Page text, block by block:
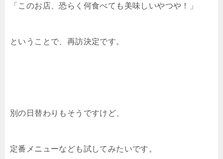
「このお店、恐らく何食べても美味しいやつや！」
ということで、再訪決定です。
別の日替わりもそうですけど、
定番メニューなども試してみたいです。